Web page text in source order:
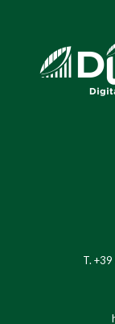
T.